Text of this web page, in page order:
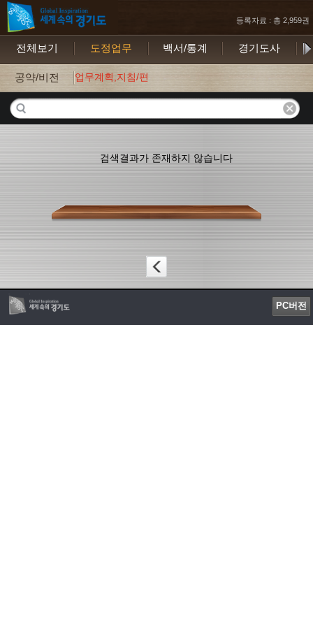
등록자료 : 총 2,959권
전체보기 도정업무 백서/통계 경기도사
공약/비전 업무계획,지침/편람
검색결과가 존재하지 않습니다
PC버전